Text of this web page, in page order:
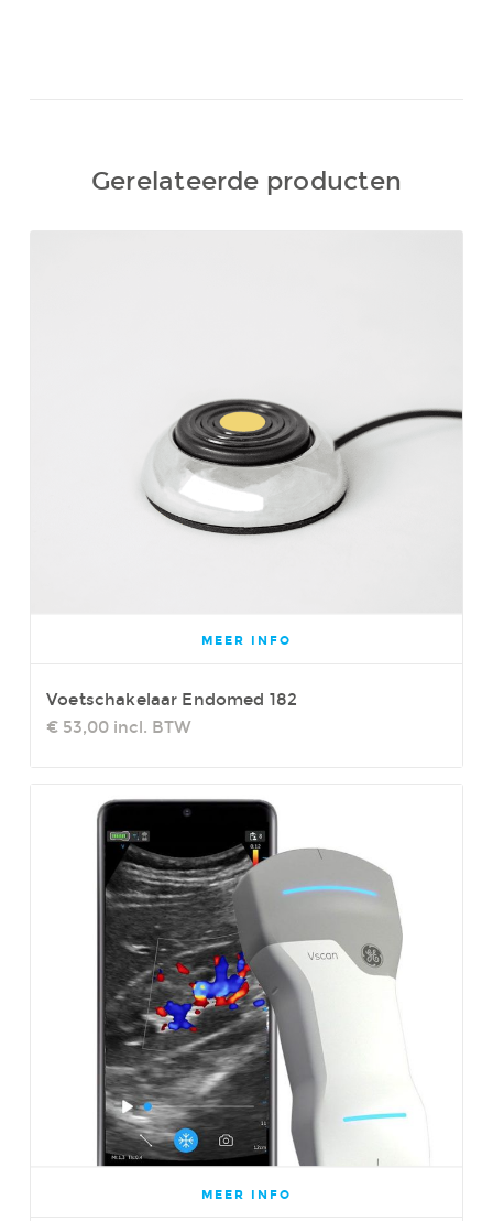
Gerelateerde producten
MEER INFO
Voetschakelaar Endomed 182
€ 53,00 incl. BTW
MEER INFO